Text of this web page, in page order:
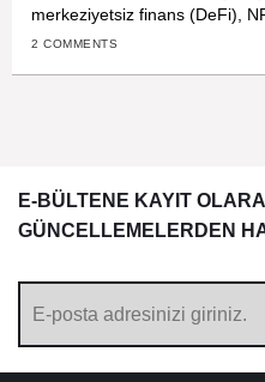
merkeziyetsiz finans (DeFi),
2 COMMENTS
E-BÜLTENE KAYIT
GÜNCELLEMELERDEN